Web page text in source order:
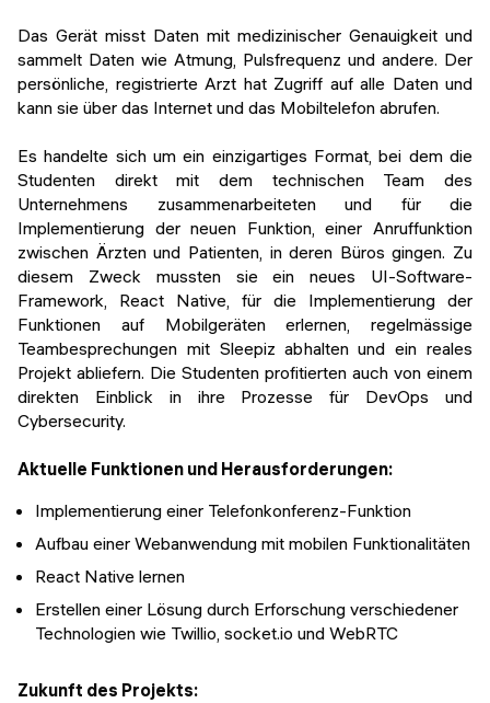
Das Gerät misst Daten mit medizinischer Genauigkeit und
sammelt Daten wie Atmung, Pulsfrequenz und andere. Der
persönliche, registrierte Arzt hat Zugriff auf alle Daten und
kann sie über das Internet und das Mobiltelefon abrufen.
Es handelte sich um ein einzigartiges Format, bei dem die
Studenten direkt mit dem technischen Team des
Unternehmens zusammenarbeiteten und für die
Implementierung der neuen Funktion, einer Anruffunktion
zwischen Ärzten und Patienten, in deren Büros gingen. Zu
diesem Zweck mussten sie ein neues UI-Software-
Framework, React Native, für die Implementierung der
Funktionen auf Mobilgeräten erlernen, regelmässige
Teambesprechungen mit Sleepiz abhalten und ein reales
Projekt abliefern. Die Studenten profitierten auch von einem
direkten Einblick in ihre Prozesse für DevOps und
Cybersecurity.
Aktuelle Funktionen und Herausforderungen:
Implementierung einer Telefonkonferenz-Funktion
Aufbau einer Webanwendung mit mobilen Funktionalitäten
React Native lernen
Erstellen einer Lösung durch Erforschung verschiedener
Technologien wie Twillio, socket.io und WebRTC
Zukunft des Projekts: